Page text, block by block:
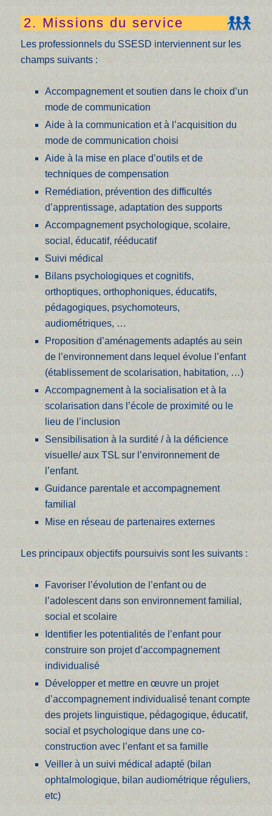
2. Missions du service
Les professionnels du SSESD interviennent sur les
champs suivants :
Accompagnement et soutien dans le choix d’un
mode de communication
Aide à la communication et à l’acquisition du
mode de communication choisi
Aide à la mise en place d’outils et de
techniques de compensation
Remédiation, prévention des difficultés
d’apprentissage, adaptation des supports
Accompagnement psychologique, scolaire,
social, éducatif, rééducatif
Suivi médical
Bilans psychologiques et cognitifs,
orthoptiques, orthophoniques, éducatifs,
pédagogiques, psychomoteurs,
audiométriques, …
Proposition d’aménagements adaptés au sein
de l’environnement dans lequel évolue l’enfant
(établissement de scolarisation, habitation, …)
Accompagnement à la socialisation et à la
scolarisation dans l’école de proximité ou le
lieu de l’inclusion
Sensibilisation à la surdité / à la déficience
visuelle/ aux TSL sur l’environnement de
l’enfant.
Guidance parentale et accompagnement
familial
Mise en réseau de partenaires externes
Les principaux objectifs poursuivis sont les suivants :
Favoriser l’évolution de l’enfant ou de
l’adolescent dans son environnement familial,
social et scolaire
Identifier les potentialités de l’enfant pour
construire son projet d’accompagnement
individualisé
Développer et mettre en œuvre un projet
d’accompagnement individualisé tenant compte
des projets linguistique, pédagogique, éducatif,
social et psychologique dans une co-
construction avec l’enfant et sa famille
Veiller à un suivi médical adapté (bilan
ophtalmologique, bilan audiométrique réguliers,
etc)